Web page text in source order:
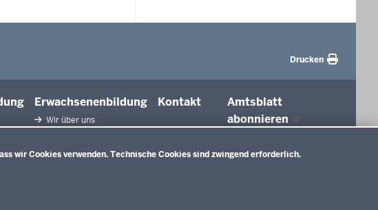
wir Cookies verwenden. Technische Cookies sind zwingend erforderlich.
Drucken
Erwachsenenbildung
Wir über uns
Innovationen in der
Kontakt
Amtsblatt
abonnieren